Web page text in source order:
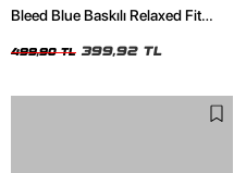
Bleed Blue Baskılı Relaxed Fit
499,90 TL 399,92 TL